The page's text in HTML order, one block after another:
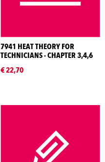
7941 HEAT THEORY FOR
TECHNICIANS - CHAPTER 3,4,6
€ 22,70